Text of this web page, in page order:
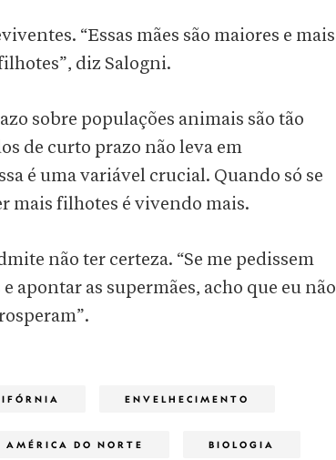
“Essas mães são maiores e mais
diz Salogni.
sobre populações animais são tão
de curto prazo não leva em
é uma variável crucial. Quando só se
mais filhotes é vivendo mais.
não ter certeza. “Se me pedissem
apontar as supermães, acho que eu não
ENVELHECIMENTO
AMÉRICA DO NORTE BIOLOGIA